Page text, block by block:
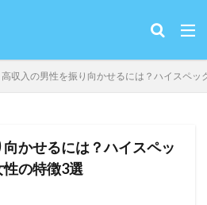
高収入の男性を振り向かせるには？ハイスペッ
かせるには？ハイスペッ
の特徴3選